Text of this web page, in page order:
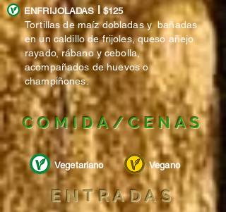
ENFRIJOLADAS l $125
Tortillas de maíz dobladas y bañadas
en un caldillo de frijoles, queso añejo
rayado,rábanoy cebolla,
acompañados de huevos o
champiñones.
COMIDA/CENAS
ENTRADAS
Vegetariano Vegano